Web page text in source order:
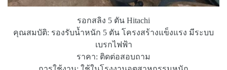
รอกสลิง 5 ตัน Hitachi
คุณสมบัติ: รองรับน้ำหนัก 5 ตัน โครงสร้างแข็งแรง มีระบบ
เบรกไฟฟ้า
ราคา: ติดต่อสอบถาม